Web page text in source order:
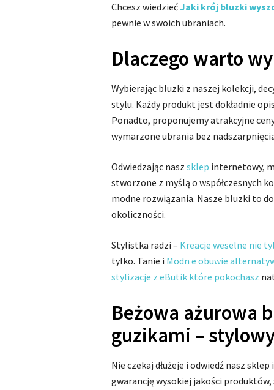
Chcesz wiedzieć Jaki krój bluzki
pewnie w swoich ubraniach.
Dlaczego warto
Wybierając bluzki z naszej kolekcji,
stylu. Każdy produkt jest dokładnie
Ponadto, proponujemy atrakcyjne
wymarzone ubrania bez
Odwiedzając nasz sklep internetowy,
stworzone z myślą o współczesnych
modne rozwiązania. Nasze bluzki to
okoliczności.
Stylistka radzi – Kreacje weselne nie
tylko. Tanie i Modn e obuwie
stylizacje z eButik które pokochasz
Beżowa ażurowa
guzikami –
Nie czekaj dłużeje i odwiedź nasz
gwarancję wysokiej jakości